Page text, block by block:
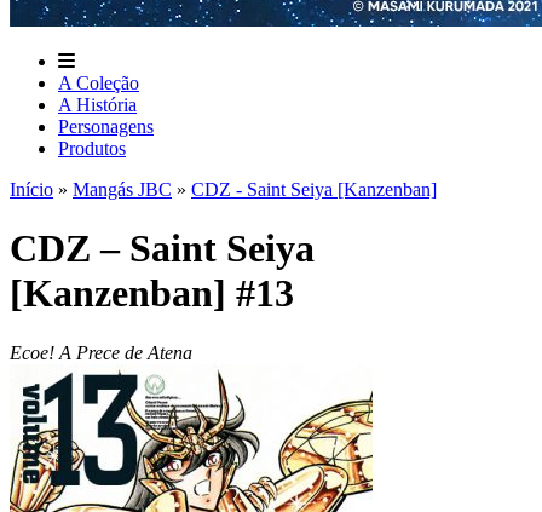
A Coleção
A História
Personagens
Produtos
Início » Mangás JBC » CDZ - Saint Seiya [Kanzenban]
CDZ – Saint Seiya
[Kanzenban] #13
Ecoe! A Prece de Atena